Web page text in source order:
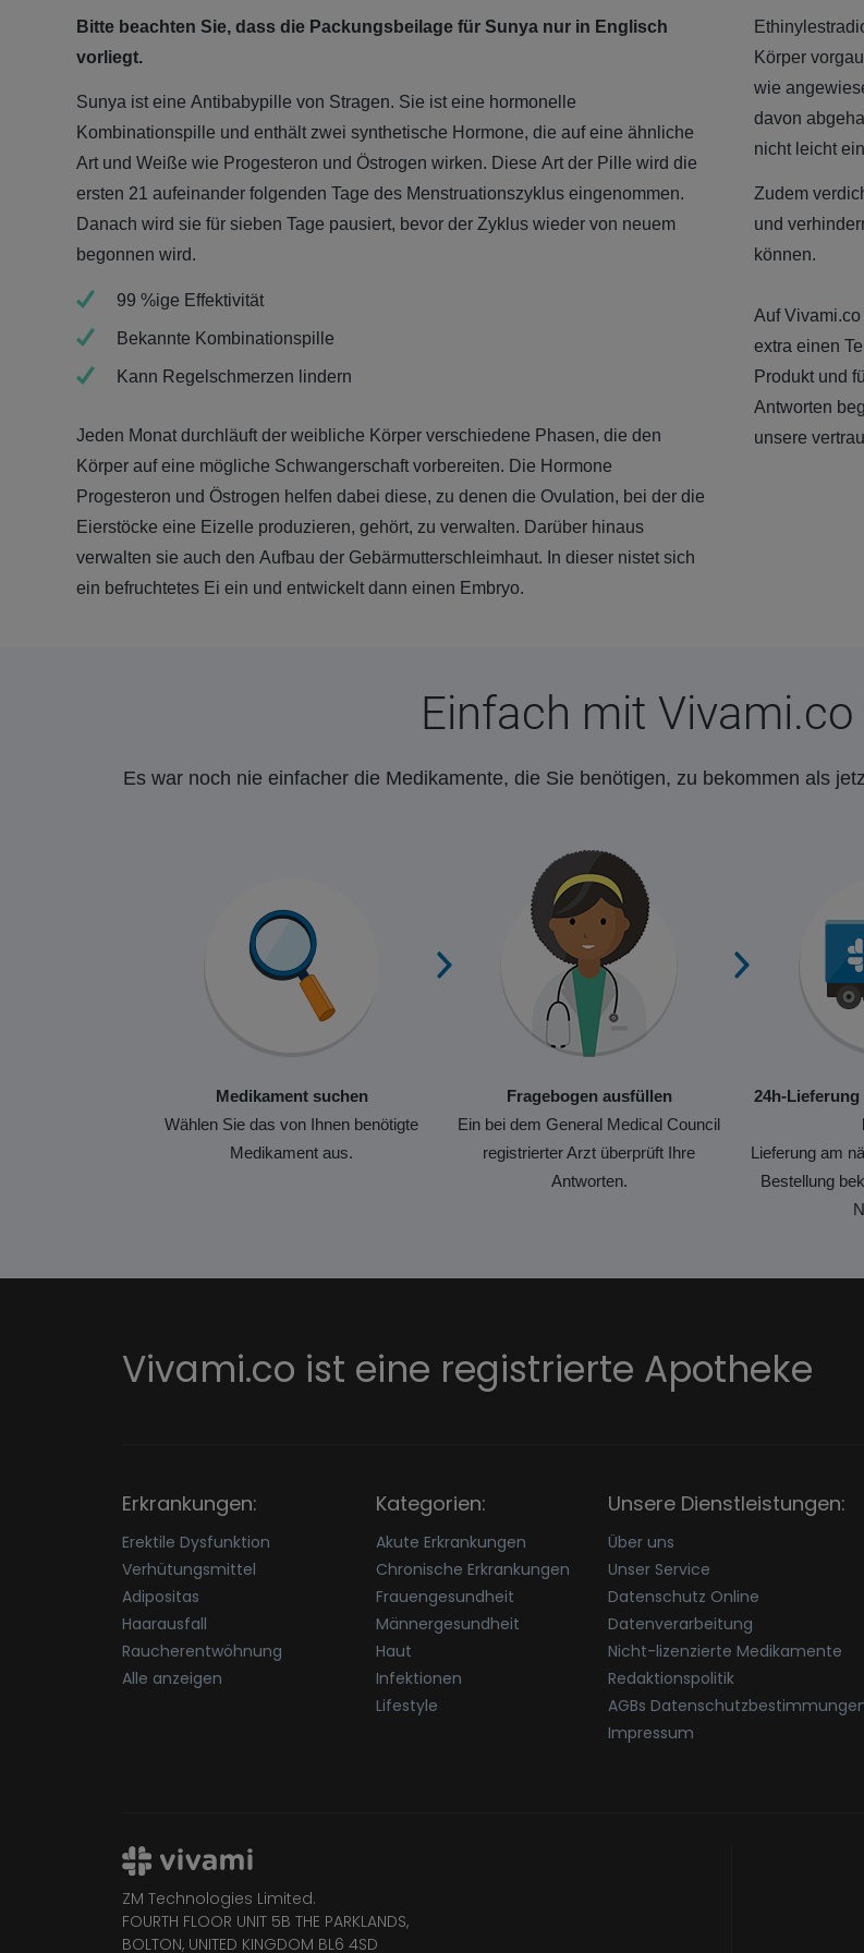
Bitte beachten Sie, dass die Packungsbeilage für Sunya nur in Englisch
vorliegt.
Sunya ist eine Antibabypille von Stragen. Sie ist eine hormonelle
Kombinationspille und enthält zwei synthetische Hormone, die auf eine ähnliche
Art und Weiße wie Progesteron und Östrogen wirken. Diese Art der Pille wird die
ersten 21 aufeinander folgenden Tage des Menstruationszyklus eingenommen.
Danach wird sie für sieben Tage pausiert, bevor der Zyklus wieder von neuem
begonnen wird.
99 %ige Effektivität
Bekannte Kombinationspille
Kann Regelschmerzen lindern
Jeden Monat durchläuft der weibliche Körper verschiedene Phasen, die den
Körper auf eine mögliche Schwangerschaft vorbereiten. Die Hormone
Progesteron und Östrogen helfen dabei diese, zu denen die Ovulation, bei der die
Eierstöcke eine Eizelle produzieren, gehört, zu verwalten. Darüber hinaus
verwalten sie auch den Aufbau der Gebärmutterschleimhaut. In dieser nistet sich
ein befruchtetes Ei ein und entwickelt dann einen Embryo.
Körper
wie
davon
nicht leicht
Zudem
und
können.
Auf
extra einen
Produkt und
Antworten
unsere
Einfach mit
Es war noch nie einfacher die Medikamente, die Sie benötigen, zu bekommen als
Medikament suchen
Wählen Sie das von Ihnen benötigte
Medikament aus.
Fragebogen ausfüllen
Ein bei dem General Medical Council
registrierter Arzt überprüft Ihre
Antworten.
24h-
Lieferung am
Bestellung
Vivami.co ist eine registrierte Apotheke
Erkrankungen:
Erektile Dysfunktion
Verhütungsmittel
Adipositas
Haarausfall
Raucherentwöhnung
Alle anzeigen
Kategorien:
Akute Erkrankungen
Chronische Erkrankungen
Frauengesundheit
Männergesundheit
Haut
Infektionen
Lifestyle
Unsere Dienstleistungen:
Über uns
Unser Service
Datenschutz Online
Datenverarbeitung
Nicht-lizenzierte Medikamente
Redaktionspolitik
AGBs
Impressum
ZM Technologies Limited.
FOURTH FLOOR UNIT 5B THE PARKLANDS,
BOLTON, UNITED KINGDOM BL6 4SD